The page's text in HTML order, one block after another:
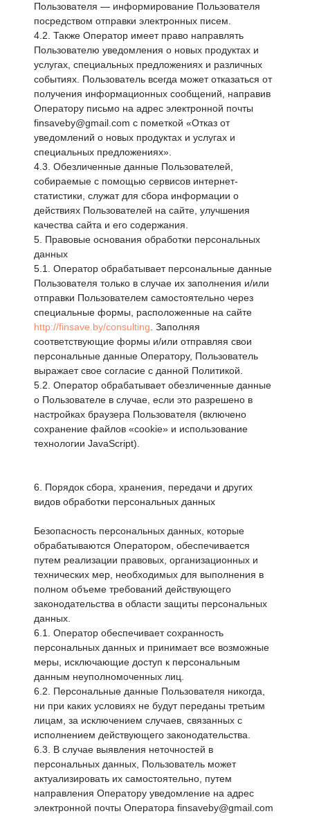
Пользователя — информирование Пользователя
посредством отправки электронных писем.
4.2. Также Оператор имеет право направлять
Пользователю уведомления о новых продуктах и
услугах, специальных предложениях и различных
событиях. Пользователь всегда может отказаться от
получения информационных сообщений, направив
Оператору письмо на адрес электронной почты
finsaveby@gmail.com с пометкой «Отказ от
уведомлений о новых продуктах и услугах и
специальных предложениях».
4.3. Обезличенные данные Пользователей,
собираемые с помощью сервисов интернет-
статистики, служат для сбора информации о
действиях Пользователей на сайте, улучшения
качества сайта и его содержания.
5. Правовые основания обработки персональных
данных
5.1. Оператор обрабатывает персональные данные
Пользователя только в случае их заполнения и/или
отправки Пользователем самостоятельно через
специальные формы, расположенные на сайте
http://finsave.by/consulting . Заполняя
соответствующие формы и/или отправляя свои
персональные данные Оператору, Пользователь
выражает свое согласие с данной Политикой.
5.2. Оператор обрабатывает обезличенные данные
о Пользователе в случае, если это разрешено в
настройках браузера Пользователя (включено
сохранение файлов «cookie» и использование
технологии JavaScript).
6. Порядок сбора, хранения, передачи и других
видов обработки персональных данных
Безопасность персональных данных, которые
обрабатываются Оператором, обеспечивается
путем реализации правовых, организационных и
технических мер, необходимых для выполнения в
полном объеме требований действующего
законодательства в области защиты персональных
данных.
6.1. Оператор обеспечивает сохранность
персональных данных и принимает все возможные
меры, исключающие доступ к персональным
данным неуполномоченных лиц.
6.2. Персональные данные Пользователя никогда,
ни при каких условиях не будут переданы третьим
лицам, за исключением случаев, связанных с
исполнением действующего законодательства.
6.3. В случае выявления неточностей в
персональных данных, Пользователь может
актуализировать их самостоятельно, путем
направления Оператору уведомление на адрес
электронной почты Оператора finsaveby@gmail.com